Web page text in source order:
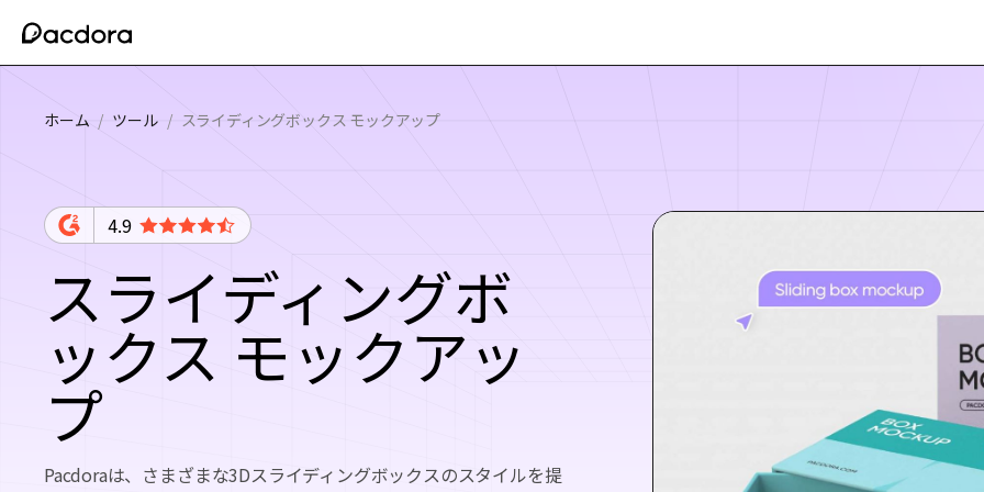
ホーム / ツール / スライディングボックス モックアップ
4.9
スライディングボ
ックス モックアッ
プ
Pacdoraは、さまざまな3Dスライディングボックスのスタイルを提